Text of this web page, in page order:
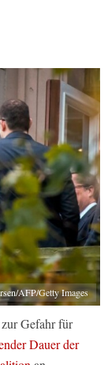
AFP/Getty Images
Gefahr für
Dauer der